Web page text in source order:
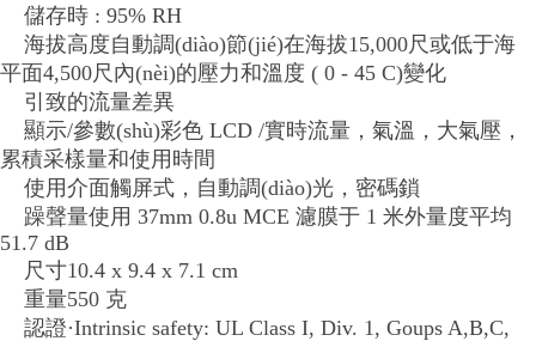
儲存時 : 95% RH
海拔高度自動調(diào)節(jié)在海拔15,000尺或低于海
平面4,500尺內(nèi)的壓力和溫度 ( 0 - 45 C)變化
引致的流量差異
顯示/參數(shù)彩色 LCD /實時流量，氣溫，大氣壓，
累積采樣量和使用時間
使用介面觸屏式，自動調(diào)光，密碼鎖
躁聲量使用 37mm 0.8u MCE 濾膜于 1 米外量度平均
51.7 dB
尺寸10.4 x 9.4 x 7.1 cm
重量550 克
認證·Intrinsic safety: UL Class I, Div. 1, Goups A,B,C,